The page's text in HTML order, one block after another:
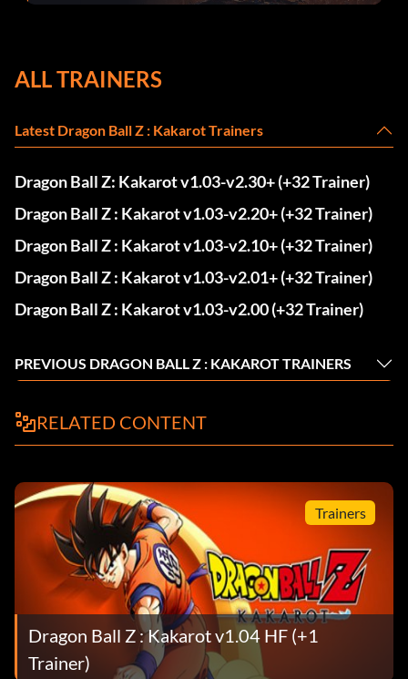
corrections dans la mise à jour 1.0.4
ALL TRAINERS
Latest Dragon Ball Z : Kakarot Trainers
Dragon Ball Z: Kakarot v1.03-v2.30+ (+32 Trainer)
Dragon Ball Z : Kakarot v1.03-v2.20+ (+32 Trainer)
Dragon Ball Z : Kakarot v1.03-v2.10+ (+32 Trainer)
Dragon Ball Z : Kakarot v1.03-v2.01+ (+32 Trainer)
Dragon Ball Z : Kakarot v1.03-v2.00 (+32 Trainer)
PREVIOUS DRAGON BALL Z : KAKAROT TRAINERS
RELATED CONTENT
Trainers
Dragon Ball Z : Kakarot v1.04 HF (+1
Trainer)